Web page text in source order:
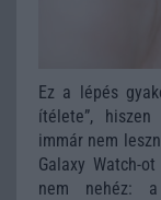
Ez a lépés
ítélete”,
immár nem
Galaxy Watch-
nem nehéz: a